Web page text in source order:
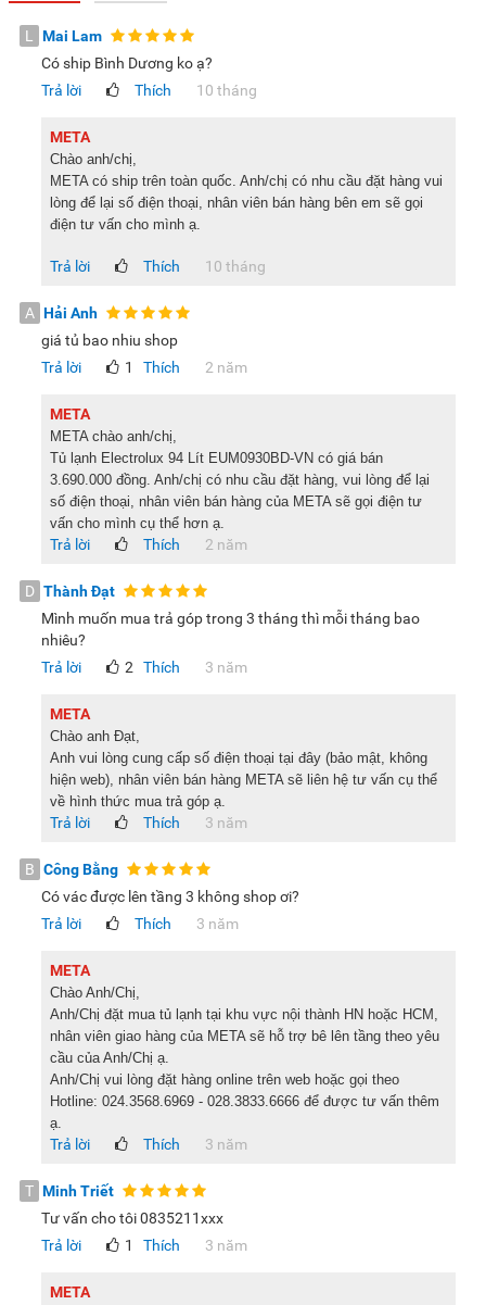
(từ 1 - 2 người) hoặc người sống độc thân, sinh viên ở trọ.
Xem thêm:
Nên chọn tủ lạnh mini cho sinh viên như thế
Vẻ ngoài hiện đại, sang trọng
Tủ lạnh Electrolux 94L EUM0930BD-VN có thiết kế nhỏ gọn
nhưng không kém phần sang trọng với gam màu đen, dễ
Bề mặt tủ sáng bóng, sạch sẽ, dễ vệ sinh. Tay cầm thiết kế
âm ẩn tạo cho tủ thành một khối liền mạch sang trọng. Sản
phẩm này thường được sử dụng tại nhiều không gian như
Giá tủ lạnh Electrolux EUM0930BD-VN 94 lít hiện đang được
bán là3.590.000 đồng, rất hợp lý so với những giá trị sản
phẩm mang lại. Vì thế, nếu bạn có nhu cầu mua tủ lạnh mini
Xem thêm:
Có nên mua tủ lạnh mini cũ, tủ lạnh mini thanh lý
không?
Lưu ý:
Sau khi nhận tủ lạnh ít nhất từ 2-4 giờ, Quý khách mới
được cắm điện để tủ ổn định khí gas và tránh tình trạng
sốc điện do cắm điện.
Hình ảnh sản phẩm chỉ có tính chất minh họa, chi tiết sản
phẩm, màu sắc, thiết kế và thông số kỹ thuật có thể thay
trước.
L
Mai Lam
Có ship Bình Dương ko ạ?
Trả lời
Thích 10 tháng
META
Chào anh/chị,
META có ship trên toàn quốc. Anh/chị có nhu cầu đặt hàng vui
lòng để lại số điện thoại, nhân viên bán hàng bên em sẽ gọi
điện tư vấn cho mình ạ.
Trả lời Thích 10 tháng
A Hải Anh
giá tủ bao nhiu shop
Trả lời
Thích
1 2 năm
META
META chào anh/chị,
Tủ lạnh Electrolux 94 Lít EUM0930BD-VN có giá bán
3.690.000 đồng. Anh/chị có nhu cầu đặt hàng, vui lòng để lại
số điện thoại, nhân viên bán hàng của META sẽ gọi điện tư
vấn cho mình cụ thể hơn ạ.
Trả lời Thích 2 năm
D Thành Đạt
Mình muốn mua trả góp trong 3 tháng thì mỗi tháng bao
nhiêu?
Trả lời
Thích
2 3 năm
META
Chào anh Đạt,
Anh vui lòng cung cấp số điện thoại tại đây (bảo mật, không
hiện web), nhân viên bán hàng META sẽ liên hệ tư vấn cụ thể
về hình thức mua trả góp ạ.
Trả lời Thích 3 năm
B Công Bằng
Có vác được lên tầng 3 không shop ơi?
Trả lời
Thích 3 năm
META
Chào Anh/Chị,
Anh/Chị đặt mua tủ lạnh tại khu vực nội thành HN hoặc HCM,
nhân viên giao hàng của META sẽ hỗ trợ bê lên tầng theo yêu
cầu của Anh/Chị ạ.
Anh/Chị vui lòng đặt hàng online trên web hoặc gọi theo
Hotline: 024.3568.6969 - 028.3833.6666 để được tư vấn thêm
ạ.
Trả lời Thích 3 năm
T Minh Triết
Tư vấn cho tôi 0835211xxx
Trả lời
Thích
1 3 năm
META